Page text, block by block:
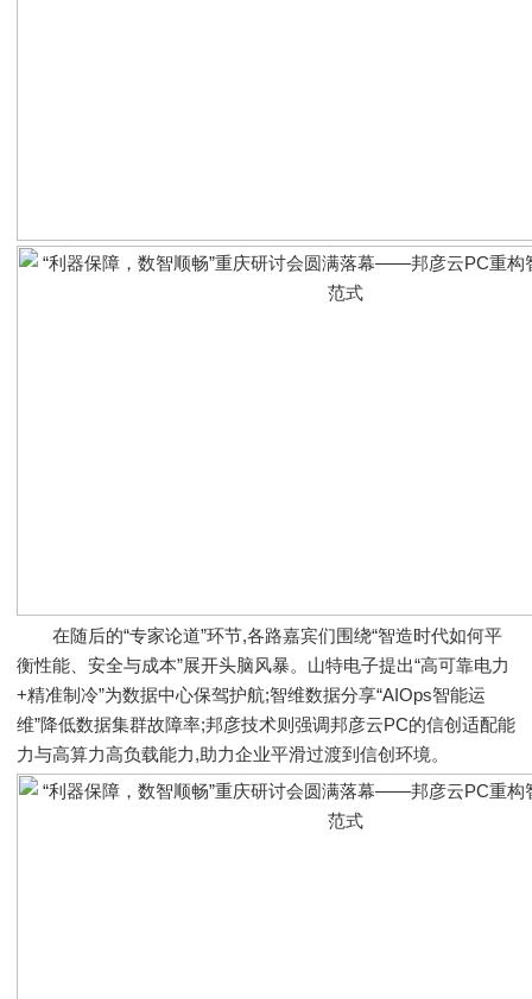
在随后的“专家论道”环节,各路嘉宾们围绕“智造时代如何平
衡性能、安全与成本”展开头脑风暴。山特电子提出“高可靠电力
+精准制冷”为数据中心保驾护航;智维数据分享“AIOps智能运
维”降低数据集群故障率;邦彦技术则强调邦彦云PC的信创适配能
力与高算力高负载能力,助力企业平滑过渡到信创环境。